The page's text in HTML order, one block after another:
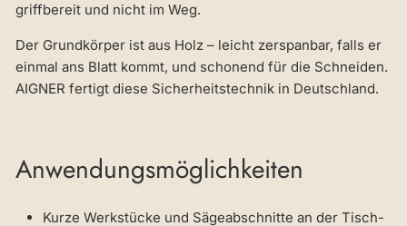
griffbereit und nicht im Weg.
Der Grundkörper ist aus Holz – leicht zerspanbar, falls er
einmal ans Blatt kommt, und schonend für die Schneiden.
AIGNER fertigt diese Sicherheitstechnik in Deutschland.
Anwendungsmöglichkeiten
Kurze Werkstücke und Sägeabschnitte an der Tisch-